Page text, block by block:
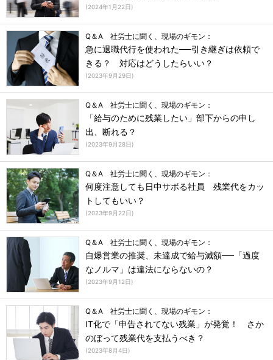
(2024年1月22日)
Q＆A 社労士に聞く、現場のギモン：
急に退職代行を使われた──引き継ぎは依頼で
きる？ 対応はどうしたらいい？
(2023年9月29日)
Q＆A 社労士に聞く、現場のギモン：
「給与のために残業したい」部下からの申し
出、断れる？
(2023年9月28日)
Q＆A 社労士に聞く、現場のギモン：
何度注意しても日中サボる社員 残業代をカッ
トしてもいい？
(2023年9月22日)
Q＆A 社労士に聞く、現場のギモン：
自爆営業の推奨、未達成で給与減額──「過度
なノルマ」は違法にならないの？
(2023年9月12日)
Q＆A 社労士に聞く、現場のギモン：
IT化で「申告されてない残業」が発覚！ さか
のぼって残業代を支払うべき？
(2023年8月4日)